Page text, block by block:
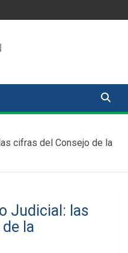
Judicial
cifras del Consejo de la
Judicial: las
la